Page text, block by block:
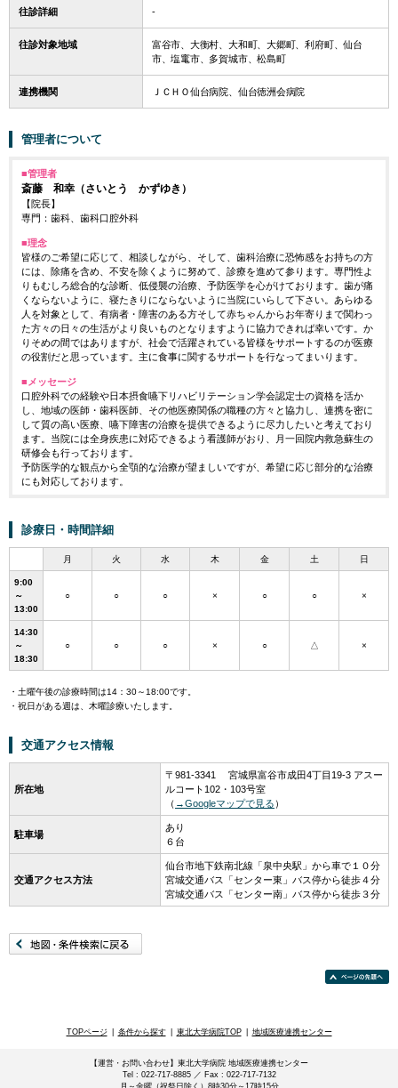
往診詳細 -
往診対象地域
富谷市、大衡村、大和町、大郷町、利府町、仙台
市、塩竃市、多賀城市、松島町
連携機関 ＪＣＨＯ仙台病院、仙台徳洲会病院
管理者について
■管理者
斎藤 和幸 （さいとう かずゆき）
【院長】
専門：歯科、歯科口腔外科
■理念
皆様のご希望に応じて、相談しながら、そして、歯科治療に恐怖感をお持ちの方
には、除痛を含め、不安を除くように努めて、診療を進めて参ります。専門性よ
りもむしろ総合的な診断、低侵襲の治療、予防医学を心がけております。歯が痛
くならないように、寝たきりにならないように当院にいらして下さい。あらゆる
人を対象として、有病者・障害のある方そして赤ちゃんからお年寄りまで関わっ
た方々の日々の生活がより良いものとなりますように協力できれば幸いです。か
りそめの間ではありますが、社会で活躍されている皆様をサポートするのが医療
の役割だと思っています。主に食事に関するサポートを行なってまいります。
■メッセージ
口腔外科での経験や日本摂食嚥下リハビリテーション学会認定士の資格を活か
し、地域の医師・歯科医師、その他医療関係の職種の方々と協力し、連携を密に
して質の高い医療、嚥下障害の治療を提供できるように尽力したいと考えており
ます。当院には全身疾患に対応できるよう看護師がおり、月一回院内救急蘇生の
研修会も行っております。
予防医学的な観点から全顎的な治療が望ましいですが、希望に応じ部分的な治療
にも対応しております。
診療日・時間詳細
月 火 水 木 金 土 日
9:00
～
13:00
○ ○ ○ × ○ ○ ×
14:30
～
18:30
○ ○ ○ × ○ △ ×
・土曜午後の診療時間は14：30～18:00です。
・祝日がある週は、木曜診療いたします。
交通アクセス情報
所在地
〒981-3341 宮城県富谷市成田4丁目19-3 アスー
ルコート102・103号室
（ →Googleマップで見る）
駐車場
あり
６台
交通アクセス方法
仙台市地下鉄南北線「泉中央駅」から車で１０分
宮城交通バス「センター東」バス停から徒歩４分
宮城交通バス「センター南」バス停から徒歩３分
TOPページ 条件から探す 東北大学病院TOP 地域医療連携センター
【運営・お問い合わせ】東北大学病院 地域医療連携センター
Tel : 022-717-8885 ／ Fax : 022-717-7132
月～金曜（祝祭日除く）8時30分～17時15分